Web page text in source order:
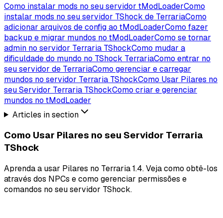
Como instalar mods no seu servidor tModLoaderComo
instalar mods no seu servidor TShock de TerrariaComo
adicionar arquivos de config ao tModLoaderComo fazer
backup e migrar mundos no tModLoaderComo se tornar
admin no servidor Terraria TShockComo mudar a
dificuldade do mundo no TShock TerrariaComo entrar no
seu servidor de TerrariaComo gerenciar e carregar
mundos no servidor Terraria TShockComo Usar Pilares no
seu Servidor Terraria TShockComo criar e gerenciar
mundos no tModLoader
Articles in section
Como Usar Pilares no seu Servidor Terraria
TShock
Aprenda a usar Pilares no Terraria 1.4. Veja como obtê-los
através dos NPCs e como gerenciar permissões e
comandos no seu servidor TShock.